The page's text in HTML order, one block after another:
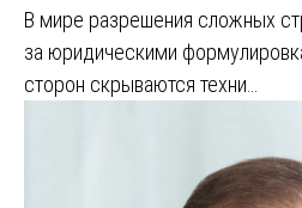
В мире разрешения сложных
за юридическими
сторон скрываются техни…